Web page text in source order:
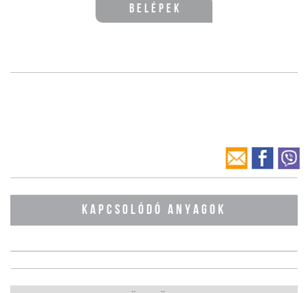
Belépek
KAPCSOLÓDÓ ANYAGOK